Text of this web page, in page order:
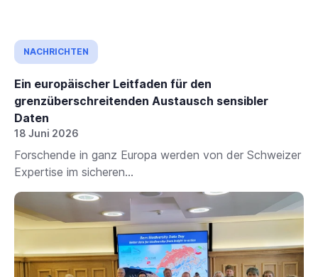
NACHRICHTEN
Ein europäischer Leitfaden für den
grenzüberschreitenden Austausch sensibler
Daten
18 Juni 2026
Forschende in ganz Europa werden von der Schweizer
Expertise im sicheren...